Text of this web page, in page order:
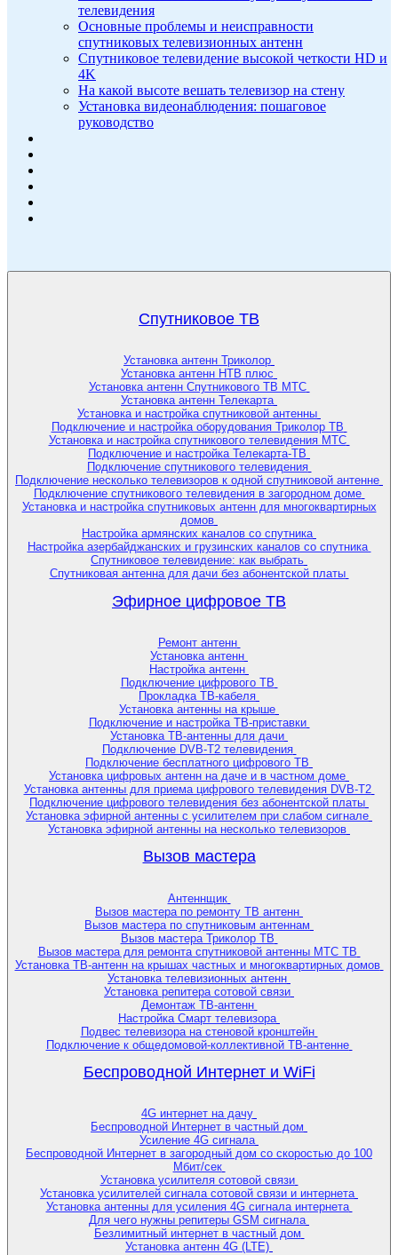
телевидения
Основные проблемы и неисправности
спутниковых телевизионных антенн
Спутниковое телевидение высокой четкости HD и
4K
На какой высоте вешать телевизор на стену
Установка видеонаблюдения: пошаговое
руководство
Спутниковое ТВ
Установка антенн Триколор
Установка антенн НТВ плюс
Установка антенн Спутникового ТВ МТС
Установка антенн Телекарта
Установка и настройка спутниковой антенны
Подключение и настройка оборудования Триколор ТВ
Установка и настройка спутникового телевидения МТС
Подключение и настройка Телекарта-ТВ
Подключение спутникового телевидения
Подключение несколько телевизоров к одной спутниковой антенне
Подключение спутникового телевидения в загородном доме
Установка и настройка спутниковых антенн для многоквартирных
домов
Настройка армянских каналов со спутника
Настройка азербайджанских и грузинских каналов со спутника
Спутниковое телевидение: как выбрать
Спутниковая антенна для дачи без абонентской платы
Эфирное цифровое ТВ
Ремонт антенн
Установка антенн
Настройка антенн
Подключение цифрового ТВ
Прокладка ТВ-кабеля
Установка антенны на крыше
Подключение и настройка ТВ-приставки
Установка ТВ-антенны для дачи
Подключение DVB-T2 телевидения
Подключение бесплатного цифрового ТВ
Установка цифровых антенн на даче и в частном доме
Установка антенны для приема цифрового телевидения DVB-T2
Подключение цифрового телевидения без абонентской платы
Установка эфирной антенны с усилителем при слабом сигнале
Установка эфирной антенны на несколько телевизоров
Вызов мастера
Антеннщик
Вызов мастера по ремонту ТВ антенн
Вызов мастера по спутниковым антеннам
Вызов мастера Триколор ТВ
Вызов мастера для ремонта спутниковой антенны МТС ТВ
Установка ТВ-антенн на крышах частных и многоквартирных домов
Установка телевизионных антенн
Установка репитера сотовой связи
Демонтаж ТВ-антенн
Настройка Смарт телевизора
Подвес телевизора на стеновой кронштейн
Подключение к общедомовой-коллективной ТВ-антенне
Беспроводной Интернет и WiFi
4G интернет на дачу
Беспроводной Интернет в частный дом
Усиление 4G сигнала
Беспроводной Интернет в загородный дом со скоростью до 100
Мбит/сек
Установка усилителя сотовой связи
Установка усилителей сигнала сотовой связи и интернета
Установка антенны для усиления 4G сигнала интернета
Для чего нужны репитеры GSM сигнала
Безлимитный интернет в частный дом
Установка антенн 4G (LTE)